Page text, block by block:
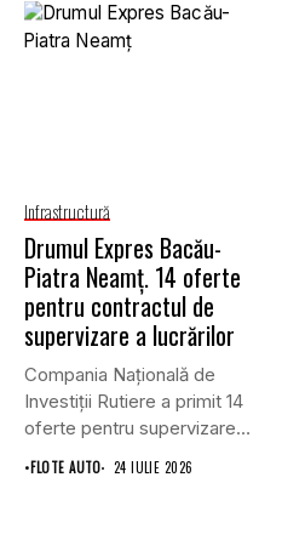
Infrastructură
Drumul Expres Bacău-
Piatra Neamț. 14 oferte
pentru contractul de
supervizare a lucrărilor
Compania Națională de
Investiții Rutiere a primit 14
oferte pentru supervizarea
lucrărilor...
•FLOTE AUTO 24 IULIE 2026